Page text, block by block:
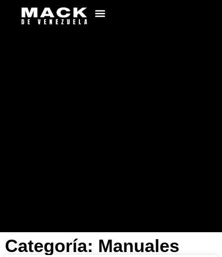
Categoría: Manuales